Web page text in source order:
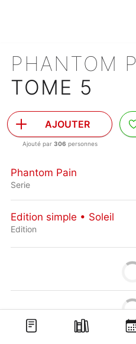
PHANTOM
TOME 5
AJOUTER
Ajouté par 306 personnes
Phantom Pain
Serie
Edition simple • Soleil
Edition